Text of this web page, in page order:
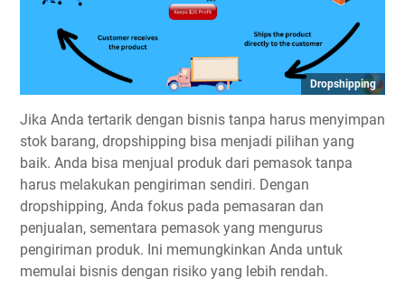
Dropshipping
Jika Anda tertarik dengan bisnis tanpa harus menyimpan
stok barang, dropshipping bisa menjadi pilihan yang
baik. Anda bisa menjual produk dari pemasok tanpa
harus melakukan pengiriman sendiri. Dengan
dropshipping, Anda fokus pada pemasaran dan
penjualan, sementara pemasok yang mengurus
pengiriman produk. Ini memungkinkan Anda untuk
memulai bisnis dengan risiko yang lebih rendah.